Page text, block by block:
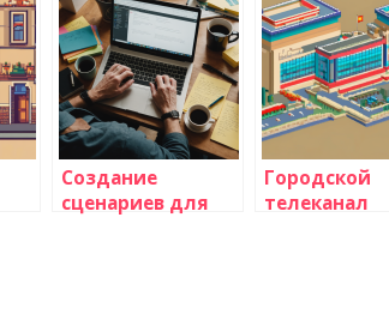
Создание
сценариев для
Городской
телеканал